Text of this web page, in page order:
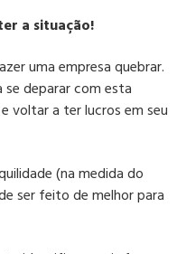
a situação!
uma empresa quebrar.
deparar com esta
voltar a ter lucros em seu
(na medida do
ser feito de melhor para